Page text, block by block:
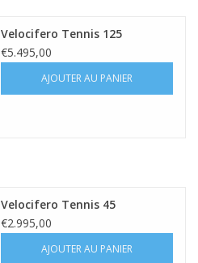
Velocifero Tennis 125
€5.495,00
AJOUTER AU PANIER
Velocifero Tennis 45
€2.995,00
AJOUTER AU PANIER